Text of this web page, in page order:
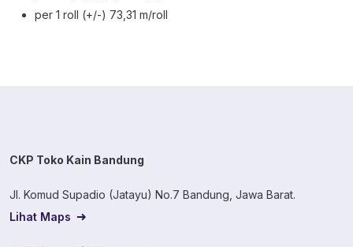
per 1 roll (+/-) 73,31 m/roll
CKP Toko Kain Bandung
Jl. Komud Supadio (Jatayu) No.7 Bandung, Jawa Barat.
Lihat Maps